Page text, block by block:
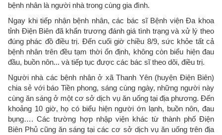
bệnh nhân là người nhà trong cùng gia đình.
Ngay khi tiếp nhận bệnh nhân, các bác sĩ Bệnh viện Đa khoa
tỉnh Điện Biên đã khẩn trương đánh giá tình trạng và xử lý theo
đúng phác đồ điều trị. Đến cuối giờ chiều 8/9, sức khỏe tất cả
bệnh nhân trên đều tạm thời ổn định, không còn biểu hiện đau
đầu, buồn nôn... và tiếp tục được các bác sĩ theo dõi, điều trị.
Người nhà các bệnh nhân ở xã Thanh Yên (huyện Điện Biên)
chia sẻ với báo Tiền phong, sáng cùng ngày, những người này
cùng ăn sáng ở một cơ sở dịch vụ ăn uống tại địa phương. Đến
khoảng 10 giờ, họ có biểu hiện người ớn lạnh, buồn nôn, đau
bụng…. Các trường hợp nhập viện khác từ thành phố Điện
Biên Phủ cũng ăn sáng tại các cơ sở dịch vụ ăn uống trên địa